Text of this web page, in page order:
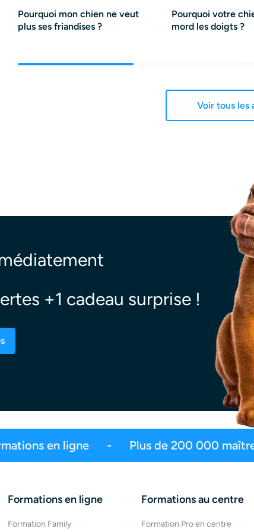
Pourquoi mon chien ne veut
plus ses friandises ?
Pourquoi votre
mord les doigts ?
Voir tous les
+1 cadeau surprise !
2,5 millions d’abonnés Plus de 550
Formations en ligne
Formation Family
Formations au centre
Formation Pro en centre